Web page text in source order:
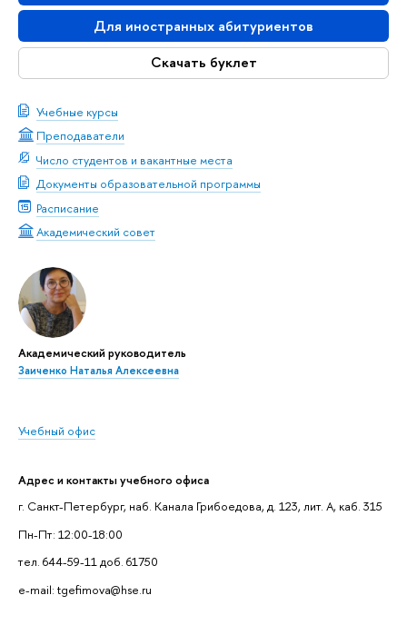
Для иностранных абитуриентов
Скачать буклет
Учебные курсы
Преподаватели
Число студентов и вакантные места
Документы образовательной программы
Расписание
Академический совет
Академический руководитель
Заиченко Наталья Алексеевна
Учебный офис
Адрес и контакты учебного офиса
г. Санкт-Петербург, наб. Канала Грибоедова, д. 123, лит. А, каб. 315
Пн-Пт: 12:00-18:00
тел. 644-59-11 доб. 61750
e-mail: tgefimova@hse.ru